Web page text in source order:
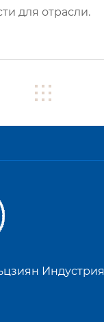
для отрасли.
Индустрия